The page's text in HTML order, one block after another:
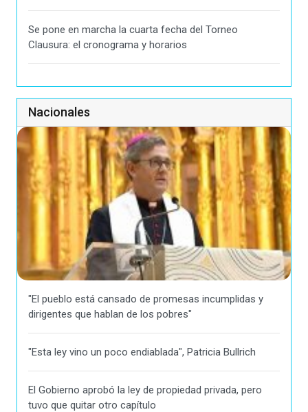
Se pone en marcha la cuarta fecha del Torneo
Clausura: el cronograma y horarios
Nacionales
"El pueblo está cansado de promesas incumplidas y
dirigentes que hablan de los pobres"
"Esta ley vino un poco endiablada", Patricia Bullrich
El Gobierno aprobó la ley de propiedad privada, pero
tuvo que quitar otro capítulo